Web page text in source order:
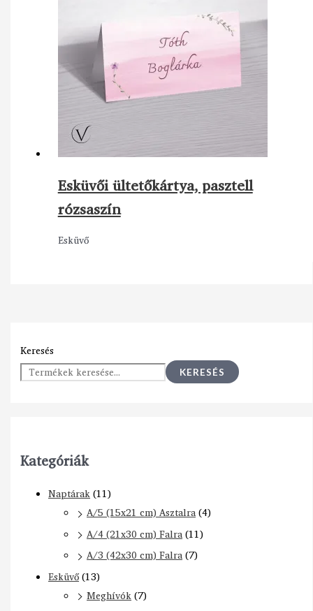
Keresés
KERESÉS
Kategóriák
Naptárak(11)
A/5 (15x21 cm) Asztalra(4)
A/4 (21x30 cm) Falra(11)
A/3 (42x30 cm) Falra(7)
Esküvő(13)
Meghívók(7)
Esküvői ültetőkártya, pasztell
rózsaszín
Esküvő